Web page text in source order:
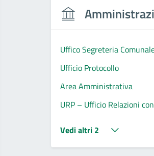
Uffico Segreteria
Ufficio Protocollo
Area Amministrativa
URP – Ufficio Relazioni
Vedi altri 2